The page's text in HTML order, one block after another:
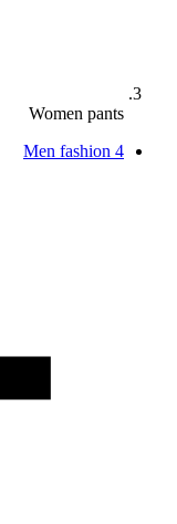
Women pants
Men fashion 4